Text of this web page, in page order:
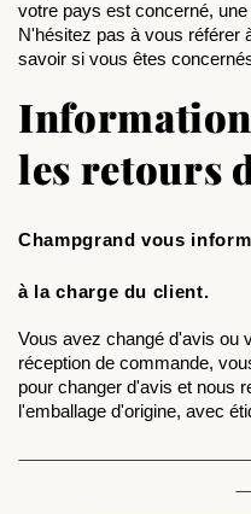
votre pays est concerné,
N'hésitez pas à vous référer
savoir si vous êtes
les retours
Champgrand vous
à la charge du client.
Vous avez changé d'avis ou
réception de commande,
pour changer d'avis et nous
l'emballage d'origine, avec